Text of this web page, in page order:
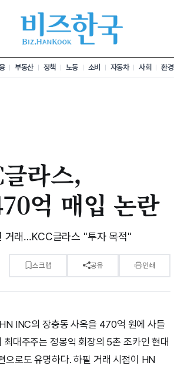
부동산 정책 노동 소비 자동차 사회 환경
라스,
억 매입 논란
거래…KCC글라스 "투자 목적"
스크랩 공유 인쇄
INC의 장충동 사옥을 470억 원에 사들
대주주는 정몽익 회장의 5촌 조카인 현대
으로도 유명하다. 하필 거래 시점이 HN